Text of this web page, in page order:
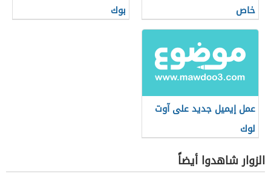
خاص
بوك
عمل إيميل جديد على آوت
لوك
الزوار شاهدوا أيضاً